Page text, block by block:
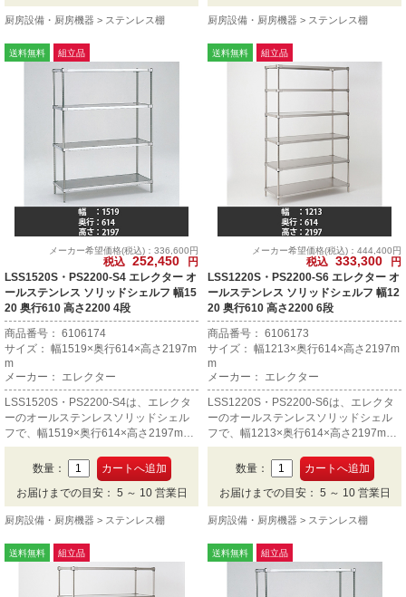
厨房設備・厨房機器 ステンレス棚 厨房設備・厨房機器 ステンレス棚
送料無料 組立品
メーカー希望価格(税込)：336,600円
税込 252,450
円
LSS1520S・PS2200-S4 エレクター オ
ールステンレス ソリッドシェルフ 幅15
20 奥行610 高さ2200 4段
商品番号： 6106174
サイズ： 幅1519×奥行614×高さ2197m
m
メーカー： エレクター
LSS1520S・PS2200-S4は、エレクタ
ーのオールステンレスソリッドシェル
フで、幅1519×奥行614×高さ2197mm
の4段です。
数量：
お届けまでの目安： 5 ～ 10 営業日
厨房設備・厨房機器 ステンレス棚
送料無料 組立品
メーカー希望価格(税込)：444,400円
税込 333,300
円
LSS1220S・PS2200-S6 エレクター オ
ールステンレス ソリッドシェルフ 幅12
20 奥行610 高さ2200 6段
商品番号： 6106173
サイズ： 幅1213×奥行614×高さ2197m
m
メーカー： エレクター
LSS1220S・PS2200-S6は、エレクタ
ーのオールステンレスソリッドシェル
フで、幅1213×奥行614×高さ2197mm
の6段です。
数量：
お届けまでの目安： 5 ～ 10 営業日
厨房設備・厨房機器 ステンレス棚
送料無料 組立品 送料無料 組立品